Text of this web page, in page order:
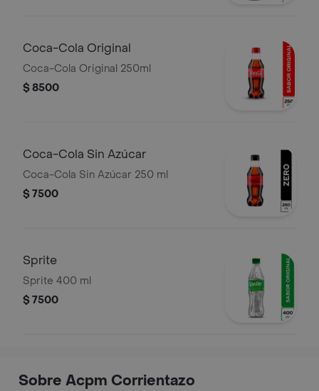
Coca-Cola Original
Coca-Cola Original 250ml
$ 8500
Coca-Cola Sin Azúcar
Coca-Cola Sin Azúcar 250 ml
$ 7500
Sprite
Sprite 400 ml
$ 7500
Sobre Acpm Corrientazo